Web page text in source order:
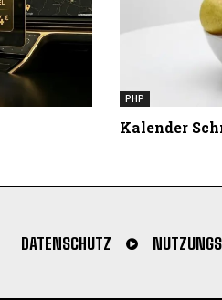
PHP
Kalender
DATENSCHUTZ